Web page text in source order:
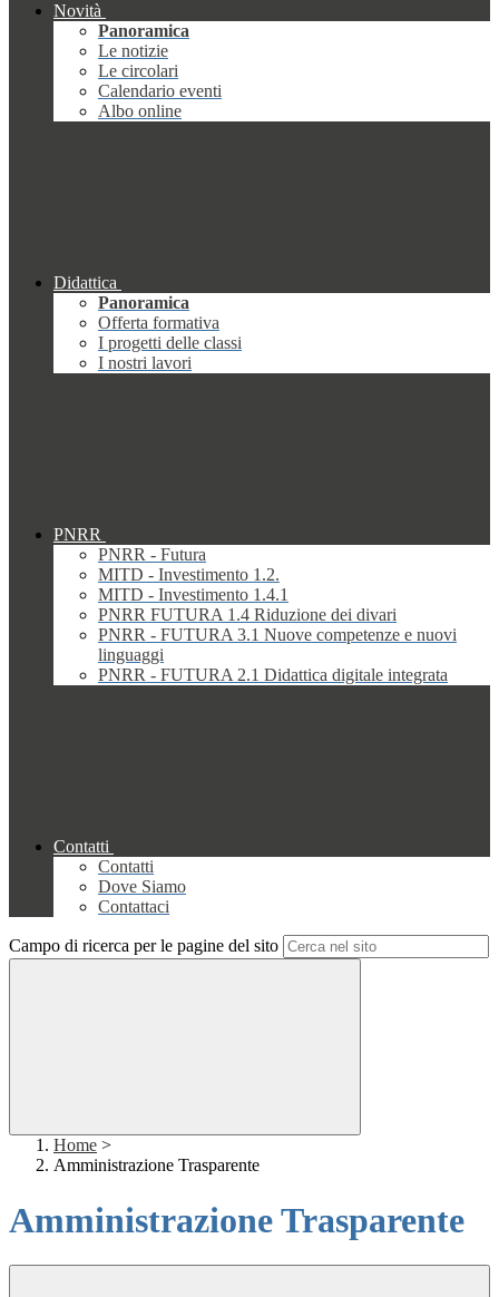
Novità
Panoramica
Le notizie
Le circolari
Calendario eventi
Albo online
Didattica
Panoramica
Offerta formativa
I progetti delle classi
I nostri lavori
PNRR
PNRR - Futura
MITD - Investimento 1.2.
MITD - Investimento 1.4.1
PNRR FUTURA 1.4 Riduzione dei divari
PNRR - FUTURA 3.1 Nuove competenze e nuovi
linguaggi
PNRR - FUTURA 2.1 Didattica digitale integrata
Contatti
Contatti
Dove Siamo
Contattaci
Campo di ricerca per le pagine del sito
Home >
Amministrazione Trasparente
Amministrazione Trasparente